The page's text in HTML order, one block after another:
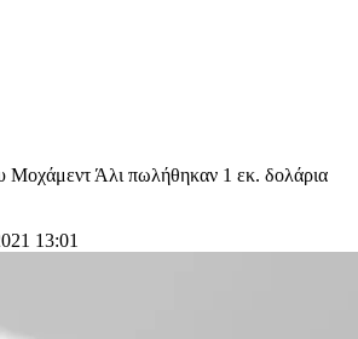
Μοχάμεντ Άλι πωλήθηκαν 1 εκ. δολάρια
13:01